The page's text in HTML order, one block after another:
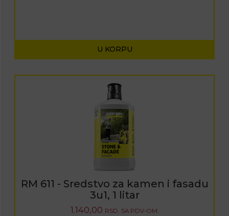
U KORPU
RM 611 - Sredstvo za kamen i fasadu
3u1, 1 litar
1.140,00 RSD. SA PDV-OM.